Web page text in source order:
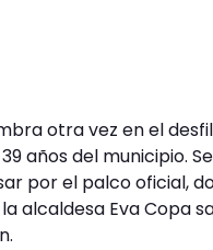
otra vez en el
años del municipio.
por el palco oficial,
alcaldesa Eva Copa